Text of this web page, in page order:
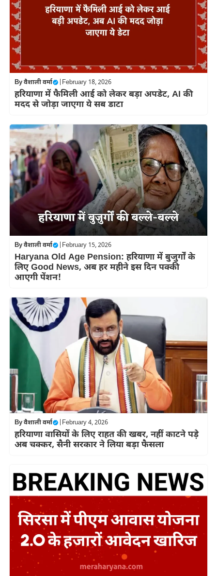
Byवैशाली वर्मा February 18, 2026
हरियाणा में फैमिली आई को लेकर बड़ा अपडेट, AI की
मदद से जोड़ा जाएगा ये सब डाटा
Byवैशाली वर्मा February 15, 2026
Haryana Old Age Pension: हरियाणा में बुजुर्गों के
लिए Good News, अब हर महीने इस दिन पक्की
आएगी पेंशन!
Byवैशाली वर्मा February 4, 2026
हरियाणा वासियों के लिए राहत की खबर, नहीं काटने पड़े
अब चक्कर, सैनी सरकार ने लिया बड़ा फैसला